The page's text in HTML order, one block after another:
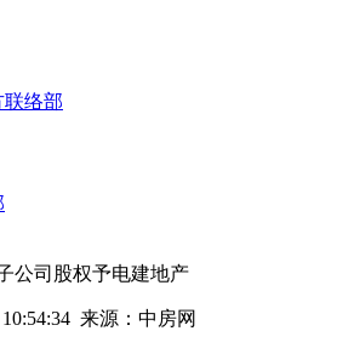
络部
公司股权予电建地产
来源： 中房网